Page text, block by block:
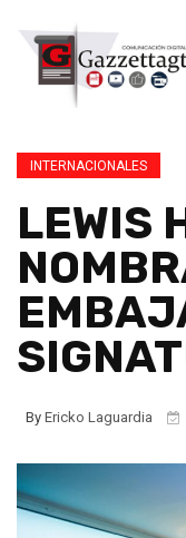
INTERNACIONALES
LEWIS
By Ericko Laguardia